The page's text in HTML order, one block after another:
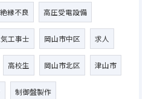
絶縁不良 高圧受電設備
工事士 岡山市中区 求人
高校生 岡山市北区 津山市
制御盤製作